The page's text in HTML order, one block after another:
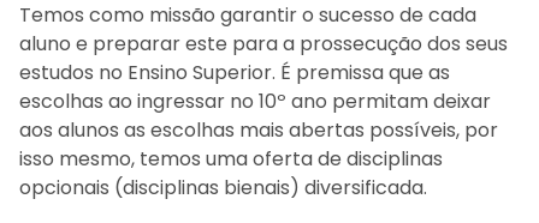
Temos como missão garantir o sucesso de cada
aluno e preparar este para a prossecução dos seus
estudos no Ensino Superior. É premissa que as
escolhas ao ingressar no 10º ano permitam deixar
aos alunos as escolhas mais abertas possíveis, por
isso mesmo, temos uma oferta de disciplinas
opcionais (disciplinas bienais) diversificada.